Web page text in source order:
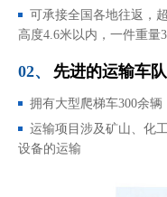
可承接全国各地往返，
高度4.6米以内，一件重量
02、 先进的运输车队
拥有大型爬梯车300余
运输项目涉及矿山、化
设备的运输